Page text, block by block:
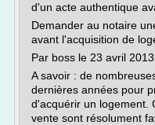
d'un acte authentique
Demander au notaire
avant l'acquisition de
Par boss le 23 avril
A savoir : de
dernières années pour
d'acquérir un logement.
vente sont résolument